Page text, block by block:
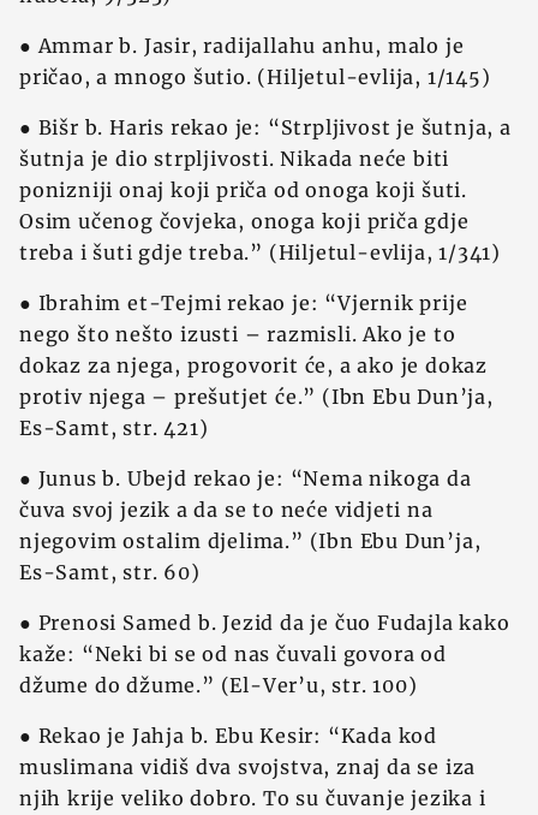
● Ammar b. Jasir, radijallahu anhu, malo je
pričao, a mnogo šutio. (Hiljetul-evlija, 1/145)
● Bišr b. Haris rekao je: “Strpljivost je šutnja, a
šutnja je dio strpljivosti. Nikada neće biti
ponizniji onaj koji priča od onoga koji šuti.
Osim učenog čovjeka, onoga koji priča gdje
treba i šuti gdje treba.” (Hiljetul-evlija, 1/341)
● Ibrahim et-Tejmi rekao je: “Vjernik prije
nego što nešto izusti – razmisli. Ako je to
dokaz za njega, progovorit će, a ako je dokaz
protiv njega – prešutjet će.” (Ibn Ebu Dun’ja,
Es-Samt, str. 421)
● Junus b. Ubejd rekao je: “Nema nikoga da
čuva svoj jezik a da se to neće vidjeti na
njegovim ostalim djelima.” (Ibn Ebu Dun’ja,
Es-Samt, str. 60)
● Prenosi Samed b. Jezid da je čuo Fudajla kako
kaže: “Neki bi se od nas čuvali govora od
džume do džume.” (El-Ver’u, str. 100)
● Rekao je Jahja b. Ebu Kesir: “Kada kod
muslimana vidiš dva svojstva, znaj da se iza
njih krije veliko dobro. To su čuvanje jezika i